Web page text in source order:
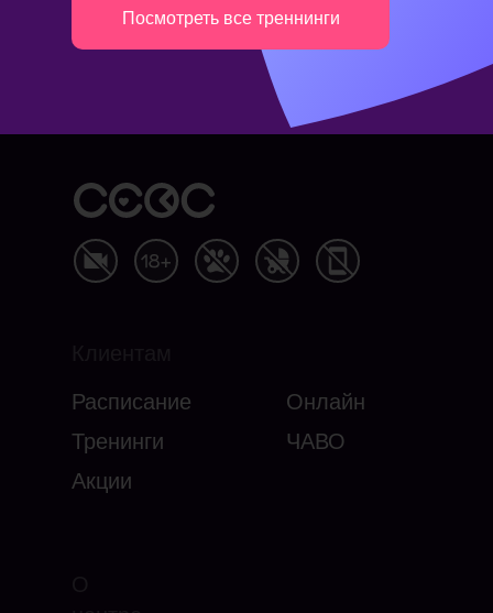
Посмотреть все треннинги
Расписание
Онлайн
Тренинги
ЧАВО
Акции